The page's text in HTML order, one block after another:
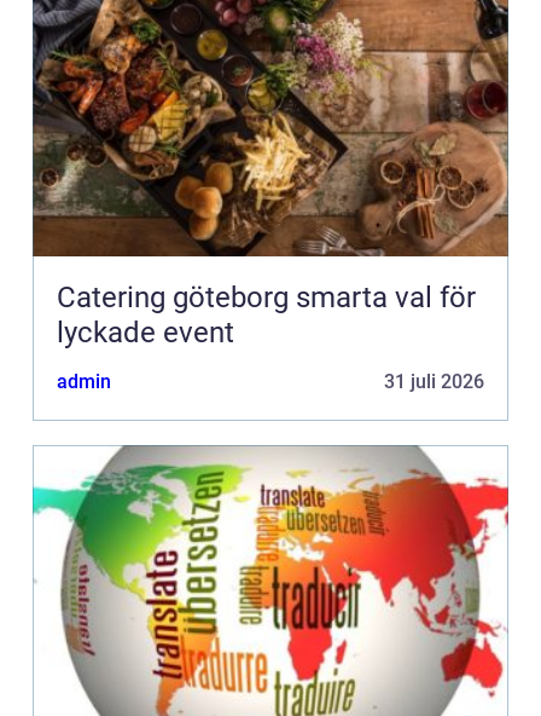
Catering göteborg smarta val för
lyckade event
admin 31 juli 2026